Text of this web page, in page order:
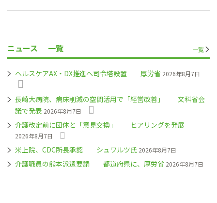
ニュース 一覧 一覧
ヘルスケアAX・DX推進へ司令塔設置 厚労省 2026年8月7日
長崎大病院、病床削減の空間活用で「経営改善」 文科省会
議で発表 2026年8月7日
介護改定前に団体と「意見交換」 ヒアリングを発展
2026年8月7日
米上院、CDC所長承認 シュワルツ氏 2026年8月7日
介護職員の熊本派遣要請 都道府県に、厚労省 2026年8月7日